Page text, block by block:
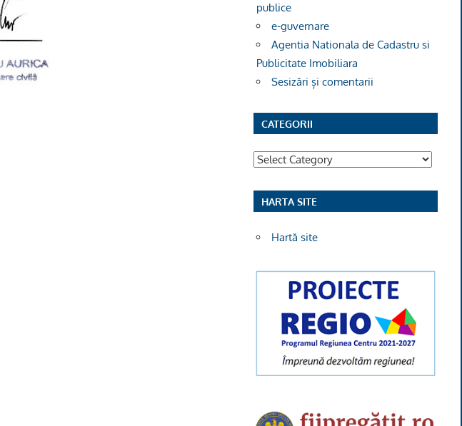
publice
e-guvernare
Agentia Nationala de Cadastru si
Publicitate Imobiliara
Sesizări și comentarii
CATEGORII
Categorii
HARTA SITE
Hartă site